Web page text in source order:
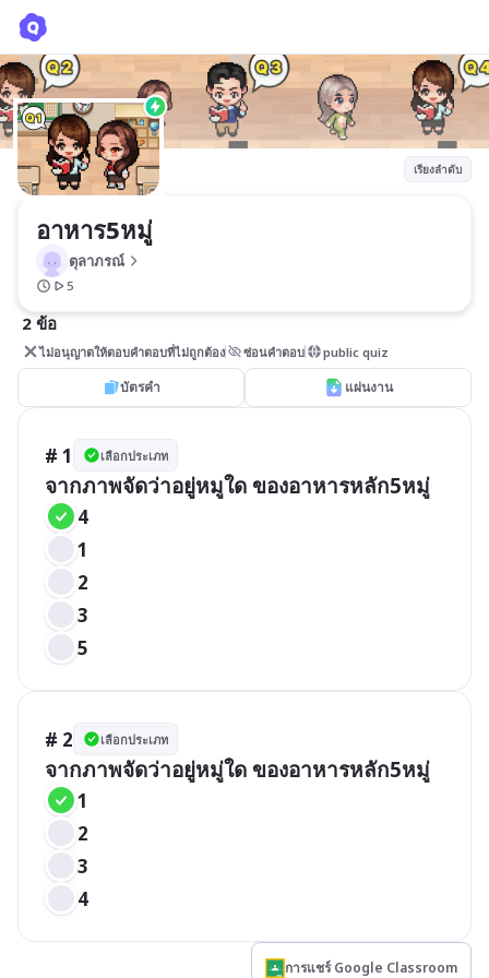
เรียงลำดับ
อาหาร5หมู่
ตุลาภรณ์
5
2 ข้อ
ไม่อนุญาตให้ตอบคำตอบที่ไม่ถูกต้อง ซ่อนคำตอบ public quiz
บัตรคำ แผ่นงาน
# 1 เลือกประเภท
จากภาพจัดว่าอยู่หมูใด ของอาหารหลัก5หมู่
4
1
2
3
5
# 2 เลือกประเภท
จากภาพจัดว่าอยู่หมู่ใด ของอาหารหลัก5หมู่
1
2
3
4
การแชร์ Google Classroom